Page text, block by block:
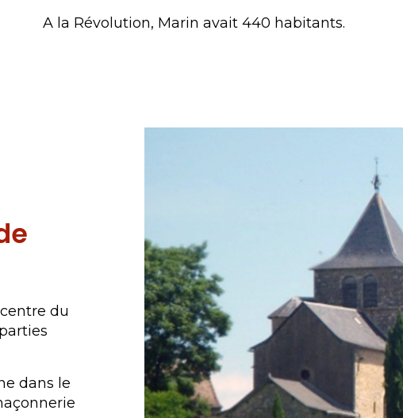
A la Révolution, Marin avait 440 habitants.
du
dans le